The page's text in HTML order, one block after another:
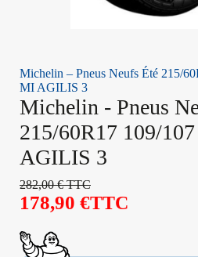
Michelin – Pneus Neufs Été 215/
MI AGILIS 3
Michelin - Pneus
215/60R17 109/
AGILIS 3
282,00€TTC
178,90 €TTC